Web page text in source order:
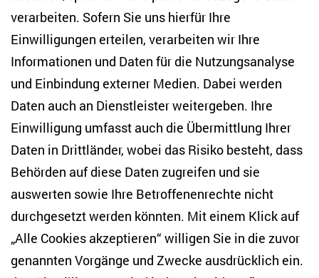
Studien
Anton-Wilhelm-Amo-Str. 60
10117 Berlin
Tel. +49 (30) 2005949-17
info(at)zois-berlin(dot)de
NEWSLETTER
E-Mail-Adresse eingeben*
Ich möchte regelmäßig über aktuelle Themen,
werden. Ich bin zudem damit einverstanden, dass meine
verarbeiten. Sofern Sie uns hierfür Ihre
Einwilligungen erteilen, verarbeiten wir Ihre
Informationen und Daten für die Nutzungsanalyse
und Einbindung externer Medien. Dabei werden
Daten auch an Dienstleister weitergeben. Ihre
Einwilligung umfasst auch die Übermittlung Ihrer
Daten in Drittländer, wobei das Risiko besteht, dass
Behörden auf diese Daten zugreifen und sie
auswerten sowie Ihre Betroffenenrechte nicht
durchgesetzt werden könnten. Mit einem Klick auf
„Alle Cookies akzeptieren“ willigen Sie in die zuvor
genannten Vorgänge und Zwecke ausdrücklich ein.